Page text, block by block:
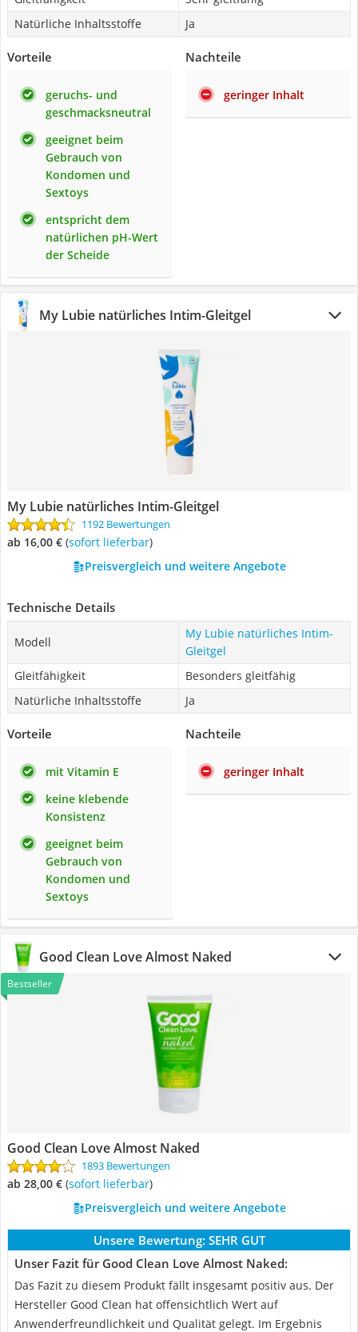
Natürliche Inhaltsstoffe
Ja
Vorteile
geruchs- und
geschmacksneutral
geeignet beim
Gebrauch von
Kondomen und
Sextoys
entspricht dem
natürlichen pH-Wert
der Scheide
Nachteile
geringer Inhalt
My Lubie natürliches Intim-Gleitgel
My Lubie natürliches Intim-Gleitgel
1192 Bewertungen
ab 16,00 € ( Sofort lieferbar)
Preisvergleich und weitere Angebote
Technische Details
Modell
My Lubie natürliches Intim-
Gleitgel
Gleitfähigkeit
Besonders gleitfähig
Natürliche Inhaltsstoffe
Ja
Vorteile
mit Vitamin E
keine klebende
Konsistenz
geeignet beim
Gebrauch von
Kondomen und
Sextoys
Nachteile
geringer Inhalt
Good Clean Love Almost Naked
Bestseller
Good Clean Love Almost Naked
1893 Bewertungen
ab 28,00 € ( Sofort lieferbar)
Preisvergleich und weitere Angebote
Unsere Bewertung: SEHR GUT
Unser Fazit für Good Clean Love Almost Naked:
Das Fazit zu diesem Produkt fällt insgesamt positiv aus. Der
Hersteller Good Clean hat offensichtlich Wert auf
Anwenderfreundlichkeit und Qualität gelegt. Im Ergebnis